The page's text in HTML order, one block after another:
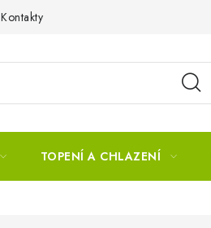
Kontakty
TOPENÍ A CHLAZENÍ